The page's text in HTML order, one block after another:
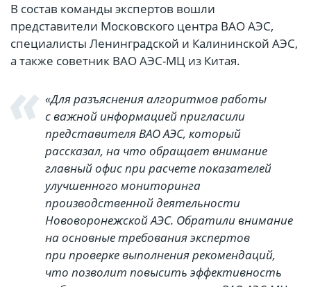
В состав команды экспертов вошли
представители Московского центра ВАО АЭС,
специалисты Ленинградской и Калининской АЭС,
а также советник ВАО АЭС-МЦ из Китая.
«Для разъяснения алгоритмов работы
с важной информацией пригласили
представителя ВАО АЭС, который
рассказал, на что обращает внимание
главный офис при расчете показателей
улучшенного мониторинга
производственной деятельности
Нововоронежской АЭС. Обратили внимание
на основные требования экспертов
при проверке выполнения рекомендаций,
что позволит повысить эффективность